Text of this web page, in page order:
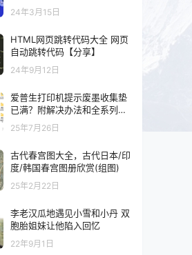
以及混剪的可以看一下
24年3月15日
HTML网页跳转代码大全 网页
自动跳转代码【分享】
24年9月12日
爱普生打印机提示废墨收集垫
已满？附解决办法和全系列清
零工具和教程
25年7月26日
古代春宫图大全，古代日本/印
度/韩国春宫图册欣赏(组图)
25年2月22日
李老汉瓜地遇见小雪和小丹 双
胞胎姐妹让他陷入回忆
22年9月1日